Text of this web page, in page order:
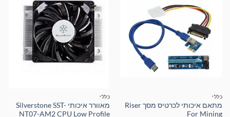
כללי
מתאם איכותי לכרטיס מסך Riser
For Mining
כללי
מאוורר איכותי Silverstone SST-
NT07-AM2 CPU Low Profile